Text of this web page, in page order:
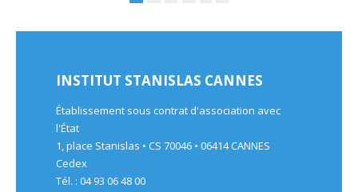
INSTITUT STANISLAS CANNES
Établissement sous contrat d'association avec
l'État
1, place Stanislas • CS 70046 • 06414 CANNES
Cedex
Tél. : 04 93 06 48 00